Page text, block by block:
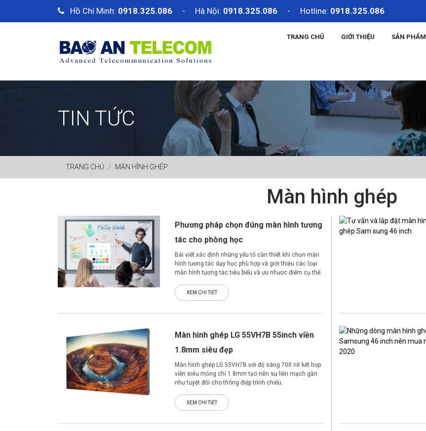
Hồ Chí Minh: 0918.325.086 - Hà Nội: 0918.325.086 - Hotline: 0918.325.086
TRANG CHỦ GIỚI THIỆU SẢN PHẨM
TIN TỨC
TRANG CHỦ MÀN HÌNH GHÉP
Màn hình ghép
Phương pháp chọn đúng màn hình tương
tác cho phòng học
Bài viết xác định những yếu tố cần thiết khi chọn màn
hình tương tác dạy học phù hợp và giới thiệu các loại
màn hình tương tác tiêu biểu và ưu nhược điểm cụ thể.
XEM CHI TIẾT
Màn hình ghép LG 55VH7B 55inch viền
1.8mm siêu đẹp
Màn hình ghép LG 55VH7B với độ sáng 700 nit kết hợp
viền siêu mỏng chỉ 1.8mm tạo nên sự liền mạch gần
như tuyệt đối cho thông điệp trình chiếu.
XEM CHI TIẾT